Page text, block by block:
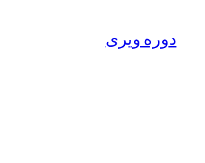
دوره ویری